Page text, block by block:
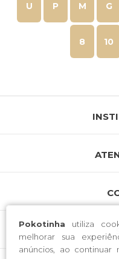
Pokotinha utiliza
melhorar sua
anúncios, ao
U P M G
8 10